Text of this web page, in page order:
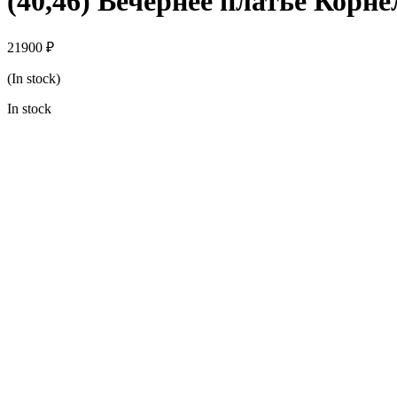
21900 ₽
(In stock)
In stock